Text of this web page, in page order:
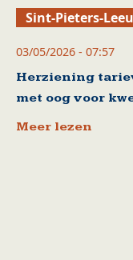
Sint-Pieters-
03/05/2026 - 07:57
Herziening
met oog voor
Meer lezen